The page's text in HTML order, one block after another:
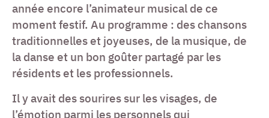
année encore l’animateur musical de ce
moment festif. Au programme : des chansons
traditionnelles et joyeuses, de la musique, de
la danse et un bon goûter partagé par les
résidents et les professionnels.
Il y avait des sourires sur les visages, de
l’émotion parmi les personnels qui